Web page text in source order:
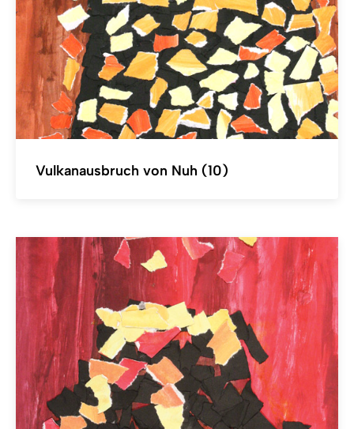
Vulkanausbruch von Nuh (10)